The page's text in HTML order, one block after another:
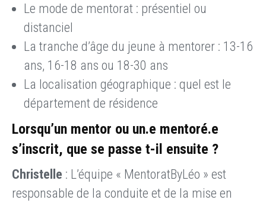
Le mode de mentorat : présentiel ou
distanciel
La tranche d’âge du jeune à mentorer : 13-16
ans, 16-18 ans ou 18-30 ans
La localisation géographique : quel est le
département de résidence
Lorsqu’un mentor ou un.e mentoré.e
s’inscrit, que se passe t-il ensuite ?
Christelle : L’équipe « MentoratByLéo » est
responsable de la conduite et de la mise en